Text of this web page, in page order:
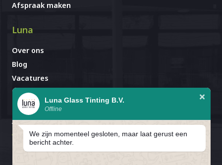
Afspraak al gemaakt?
Avignonlaan 67
5627 GA Eindhoven
Afspraak maken
Luna
Over ons
Blog
Vacatures
Contact
Luna Glass Tinting B.V.
Offline
We zijn momenteel gesloten, maar laat gerust een
bericht achter.